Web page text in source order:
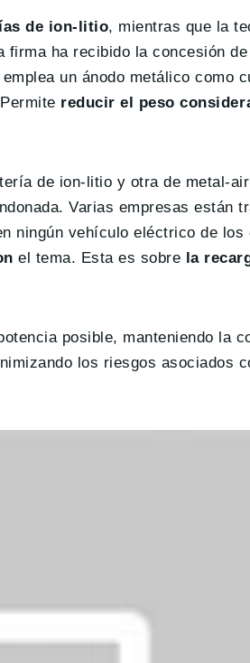
de ion-litio, mientras que la
ha recibido la concesión
un ánodo metálico como
reducir el peso
de ion-litio y otra de metal-
Varias empresas están
ningún vehículo eléctrico de los
el tema. Esta es sobre la
posible, manteniendo la
los riesgos asociados